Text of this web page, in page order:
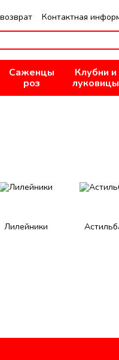
Контактная
Политика
Саженцы
роз
Клубни и
луковицы
Лилейники